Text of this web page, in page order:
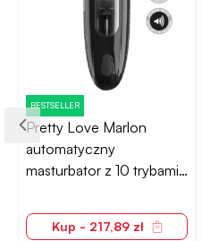
BESTSELLER
Pretty Love Marlon
automatyczny
masturbator z 10 trybami
Kup - 217,89 zł